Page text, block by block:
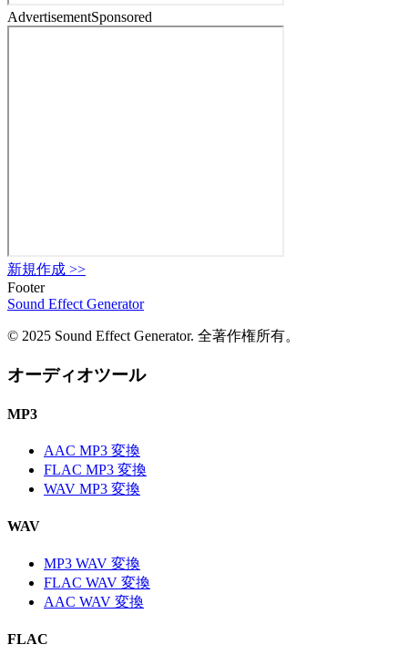
AdvertisementSponsored
新規作成 >>
Footer
Sound Effect Generator
© 2025 Sound Effect Generator. 全著作権所有。
オーディオツール
MP3
AAC MP3 変換
FLAC MP3 変換
WAV MP3 変換
WAV
MP3 WAV 変換
FLAC WAV 変換
AAC WAV 変換
FLAC